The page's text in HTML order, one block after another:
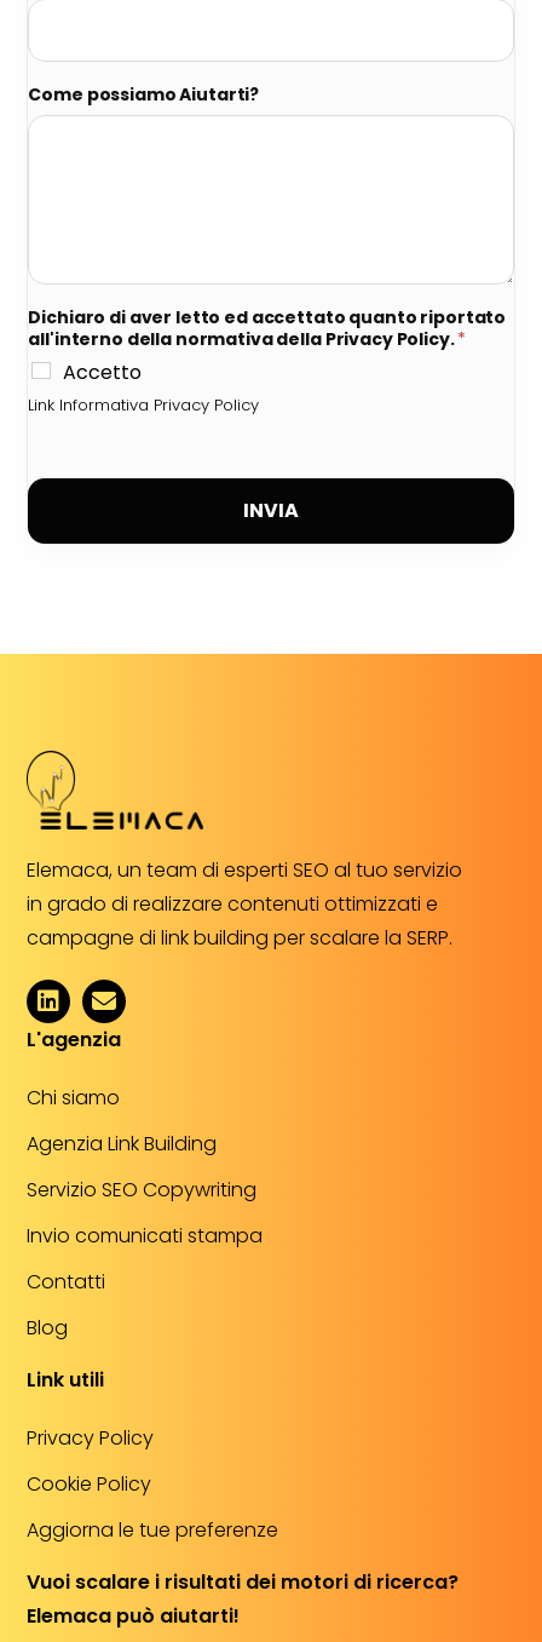
Come possiamo Aiutarti?
Dichiaro di aver letto ed accettato quanto riportato
all'interno della normativa della Privacy Policy.*
Accetto
Link Informativa Privacy Policy
INVIA
Elemaca, un team di esperti SEO al tuo servizio
in grado di realizzare contenuti ottimizzati e
campagne di link building per scalare la SERP.
L'agenzia
Chi siamo
Agenzia Link Building
Servizio SEO Copywriting
Invio comunicati stampa
Contatti
Blog
Link utili
Privacy Policy
Cookie Policy
Aggiorna le tue preferenze
Vuoi scalare i risultati dei motori di ricerca?
Elemaca può aiutarti!